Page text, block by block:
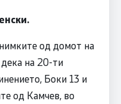
од домот на
на 20-ти
Боки 13 и
од Камчев, во